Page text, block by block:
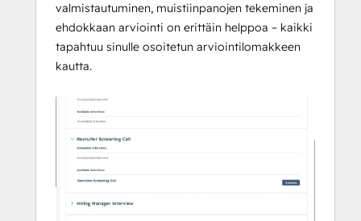
valmistautuminen, muistiinpanojen tekeminen ja
ehdokkaan arviointi on erittäin helppoa – kaikki
tapahtuu sinulle osoitetun arviointilomakkeen
kautta.